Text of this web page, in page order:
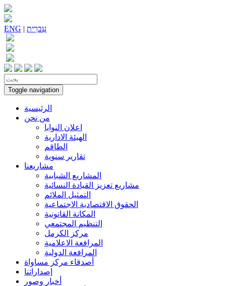
ENG | עִברִית
Toggle navigation
الرئيسية
من نحن
اعلان النوايا
الهيئة الادارية
الطاقم
تقارير سنوية
مشاريعنا
المشاريع الشبابية
مشاريع تعزيز القيادة النسائية
التمثيل الملائم
الحقوق الاقتصادية الاجتماعية
المكانة القانونية
التنظيم المجتمعي
مركز الكرمل
المرافعة الاعلامية
المرافعة الدولية
أصدقاء مركز مساواة
إصداراتنا
أخبار وصور